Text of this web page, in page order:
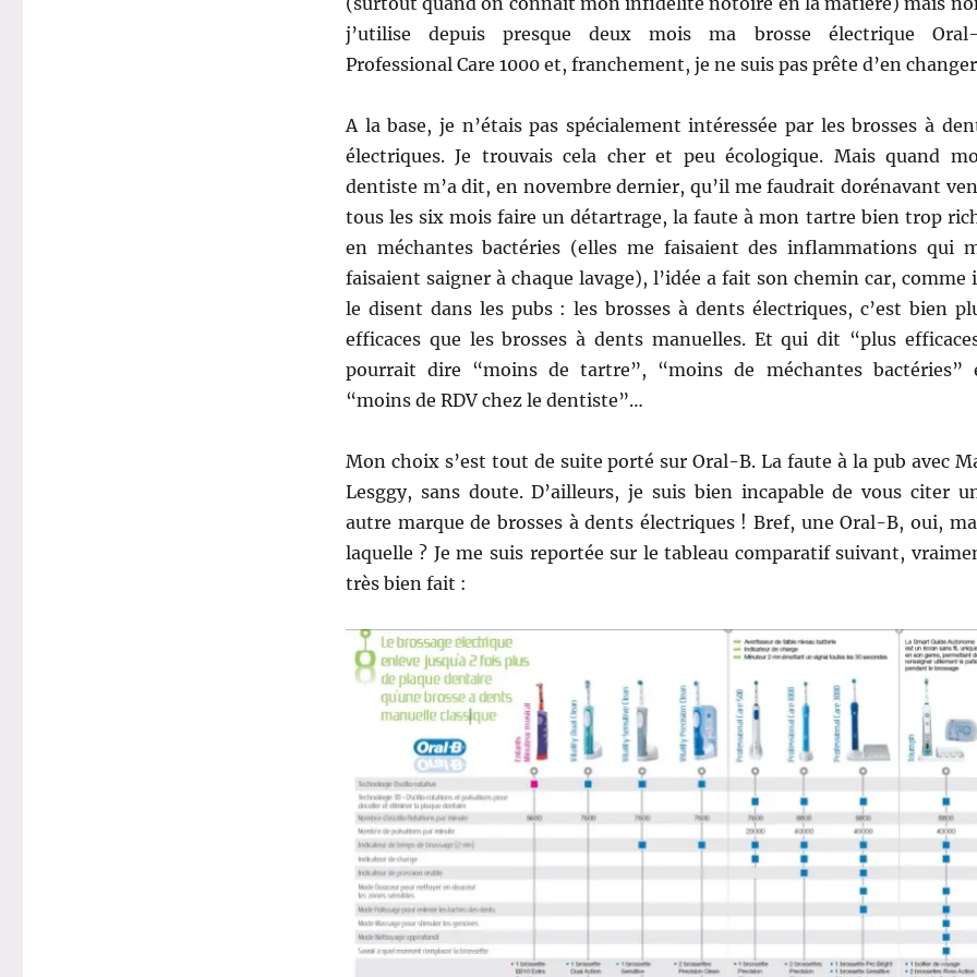
j’utilise depuis presque deux mois ma brosse électrique
Professional Care 1000 et, franchement, je ne suis pas prête d’en
A la base, je n’étais pas spécialement intéressée par les brosses à
électriques. Je trouvais cela cher et peu écologique. Mais quand
dentiste m’a dit, en novembre dernier, qu’il me faudrait dorénavant
tous les six mois faire un détartrage, la faute à mon tartre bien trop
en méchantes bactéries (elles me faisaient des inflammations qui
faisaient saigner à chaque lavage), l’idée a fait son chemin car, comme
le disent dans les pubs : les brosses à dents électriques, c’est bien
efficaces que les brosses à dents manuelles. Et qui dit “plus
pourrait dire “moins de tartre”, “moins de méchantes bactéries”
“moins de RDV chez le dentiste”…
Mon choix s’est tout de suite porté sur Oral-B. La faute à la pub avec
Lesggy, sans doute. D’ailleurs, je suis bien incapable de vous citer
autre marque de brosses à dents électriques ! Bref, une Oral-B, oui,
laquelle ? Je me suis reportée sur le tableau comparatif suivant,
très bien fait :